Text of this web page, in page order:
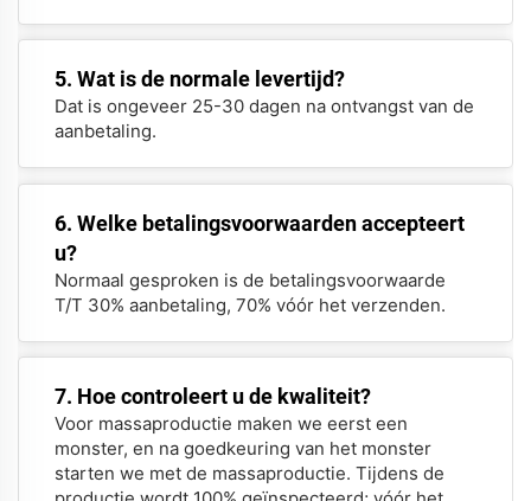
5. Wat is de normale levertijd?
Dat is ongeveer 25-30 dagen na ontvangst van de
aanbetaling.
6. Welke betalingsvoorwaarden accepteert
u?
Normaal gesproken is de betalingsvoorwaarde
T/T 30% aanbetaling, 70% vóór het verzenden.
7. Hoe controleert u de kwaliteit?
Voor massaproductie maken we eerst een
monster, en na goedkeuring van het monster
starten we met de massaproductie. Tijdens de